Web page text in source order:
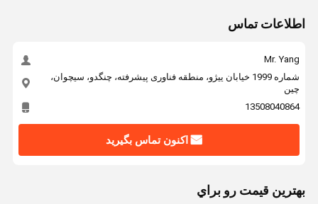
اطلاعات تماس
Mr. Yang
شماره 1999 خیابان ییژو، منطقه فناوری پیشرفته، چنگدو، سیچوان،
چین
13508040864
اکنون تماس بگیرید
بهترين قيمت رو براي